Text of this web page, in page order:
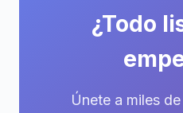
¿Todo
Únete a miles